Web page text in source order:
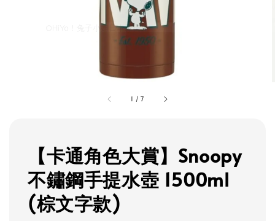
1 /7
【卡通角色大賞】Snoopy
不鏽鋼手提水壺 1500ml
(棕文字款)